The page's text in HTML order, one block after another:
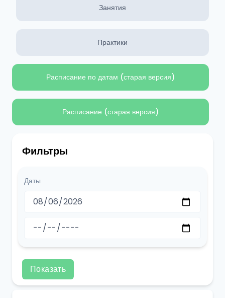
Занятия
Практики
Расписание по датам (старая версия)
Расписание (старая версия)
Фильтры
Даты
Показать